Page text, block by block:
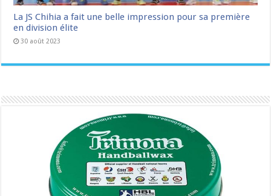
La JS Chihia a fait une belle impression pour sa première
en division élite
30 août 2023